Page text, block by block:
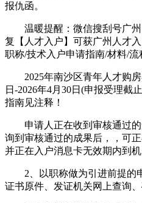
报仇函。
温暖提醒：微信搜刮号广州
复【人才入户】可获广州人才
职称/技术入户申请指南/材料/流
2025年南沙区青年人才购房
日-2026年4月30日(申报受理截
指南见注释！
申请人正在收到审核通过的
询到审核通过的成果后，，可
并正在入户消息卡无效期内到
2、以职称做为引进前提的
证书原件、发证机关网上查询、